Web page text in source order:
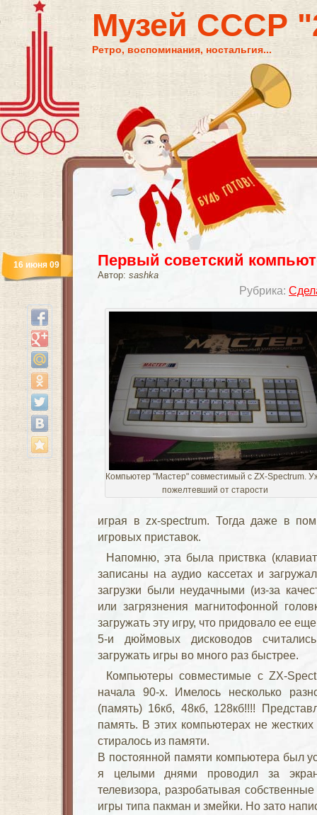
Музей СССР
Ретро, воспоминания, ностальгия...
Первый советский
Автор: sashka
Рубрика:
16 июня 09
Компьютер "Мастер" совместимый с ZX-Spectrum.
пожелтевший от старости
играя в zx-spectrum. Тогда даже в
игровых приставок.
Напомню, эта была приствка
записаны на аудио кассетах и
загрузки были неудачными (из-за
или загрязнения магнитофонной
загружать эту игру, что придовало ее
5-и дюймовых дисководов
загружать игры во много раз быстрее.
Компьютеры совместимые с ZX-
начала 90-х. Имелось несколько
(память) 16кб, 48кб, 128кб!!!!
память. В этих компьютерах не
стиралось из памяти.
В постоянной памяти компьютера был
я целыми днями проводил за
телевизора, разробатывая
игры типа пакман и змейки. Но зато